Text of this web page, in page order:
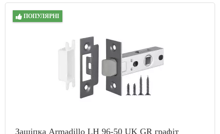
ПОПУЛЯРНІ
Защіпка Armadillo LH 96-50 UK GR графіт